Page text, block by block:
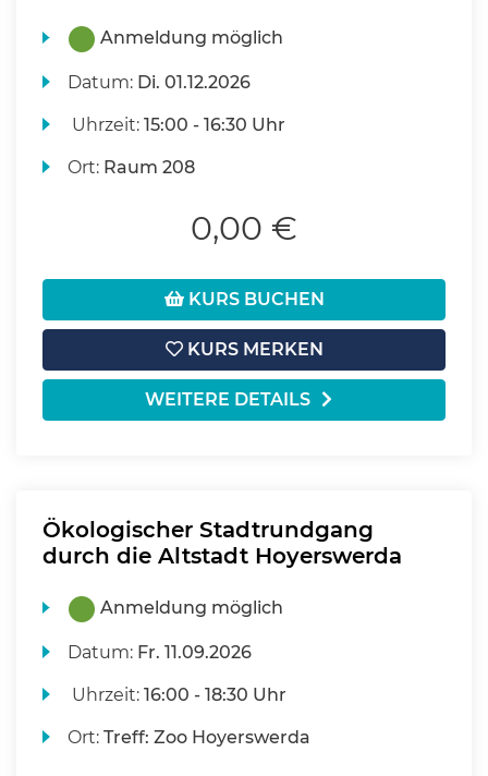
Anmeldung möglich
Datum: Di. 01.12.2026
Uhrzeit:15:00 - 16:30 Uhr
Ort: Raum 208
0,00 €
KURS BUCHEN
KURS MERKEN
WEITERE DETAILS
Ökologischer Stadtrundgang
durch die Altstadt Hoyerswerda
Anmeldung möglich
Datum: Fr. 11.09.2026
Uhrzeit:16:00 - 18:30 Uhr
Ort:Treff: Zoo Hoyerswerda